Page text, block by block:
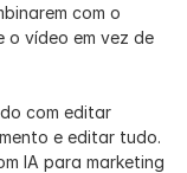
com o
o vídeo em vez de
com editar
e editar tudo.
IA para marketing